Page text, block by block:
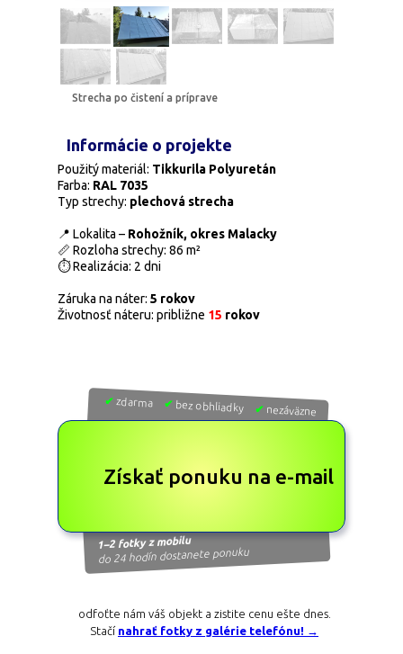
Použitý materiál: Tikkurila Polyuretán
Farba: RAL 7035
Typ strechy: plechová strecha
📍 Lokalita – Rohožník, okres Malacky
📏 Rozloha strechy: 86 m²
⏱ Realizácia: 2 dni
Záruka na náter: 5 rokov
Životnosť náteru: približne 15 rokov
Informácie o projekte
Strecha po čistení a príprave
odfoťte nám váš objekt a zistite cenu ešte dnes.
Stačí nahrať fotky z galérie telefónu! →
✔zdarma ✔ bez obhliadky ✔ nezáväzne
1–2 fotky z mobilu
do 24 hodín dostanete ponuku
Získať ponuku na e-mail